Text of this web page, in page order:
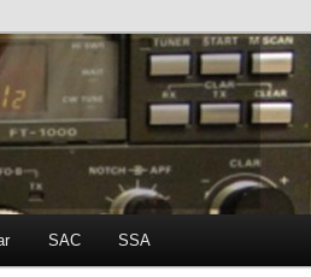
SAC SSA